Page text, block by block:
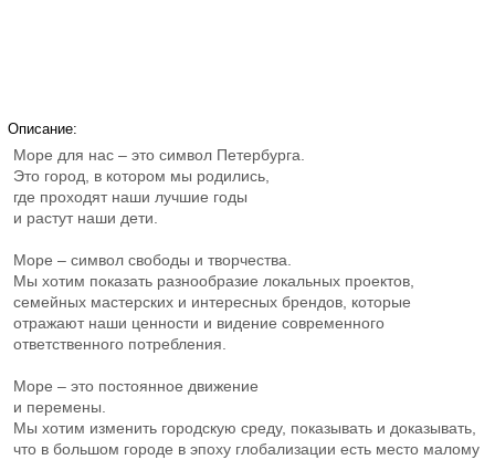
Описание:
Море для нас – это символ Петербурга.
Это город, в котором мы родились,
где проходят наши лучшие годы
и растут наши дети.
Море – символ свободы и творчества.
Мы хотим показать разнообразие локальных проектов,
семейных мастерских и интересных брендов, которые
отражают наши ценности и видение современного
ответственного потребления.
Море – это постоянное движение
и перемены.
Мы хотим изменить городскую среду, показывать и доказывать,
что в большом городе в эпоху глобализации есть место малому